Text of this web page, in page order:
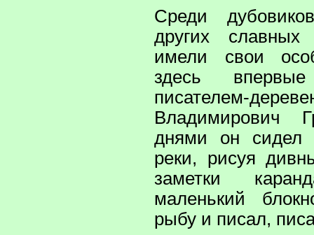
Среди
других
имели свои
здесь
писателем-
Владимирович
днями он сидел
реки, рисуя
заметки
маленький
рыбу и писал,